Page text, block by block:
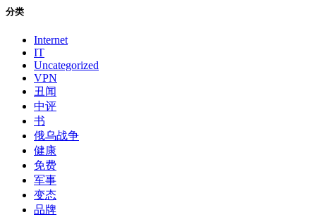
分类
Internet
IT
Uncategorized
VPN
丑闻
中评
书
俄乌战争
健康
免费
军事
变态
品牌